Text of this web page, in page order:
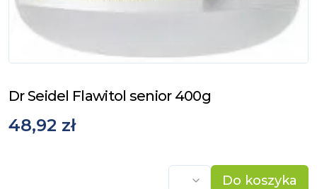
Dr Seidel Flawitol senior 400g
48,92 zł
Do koszyka